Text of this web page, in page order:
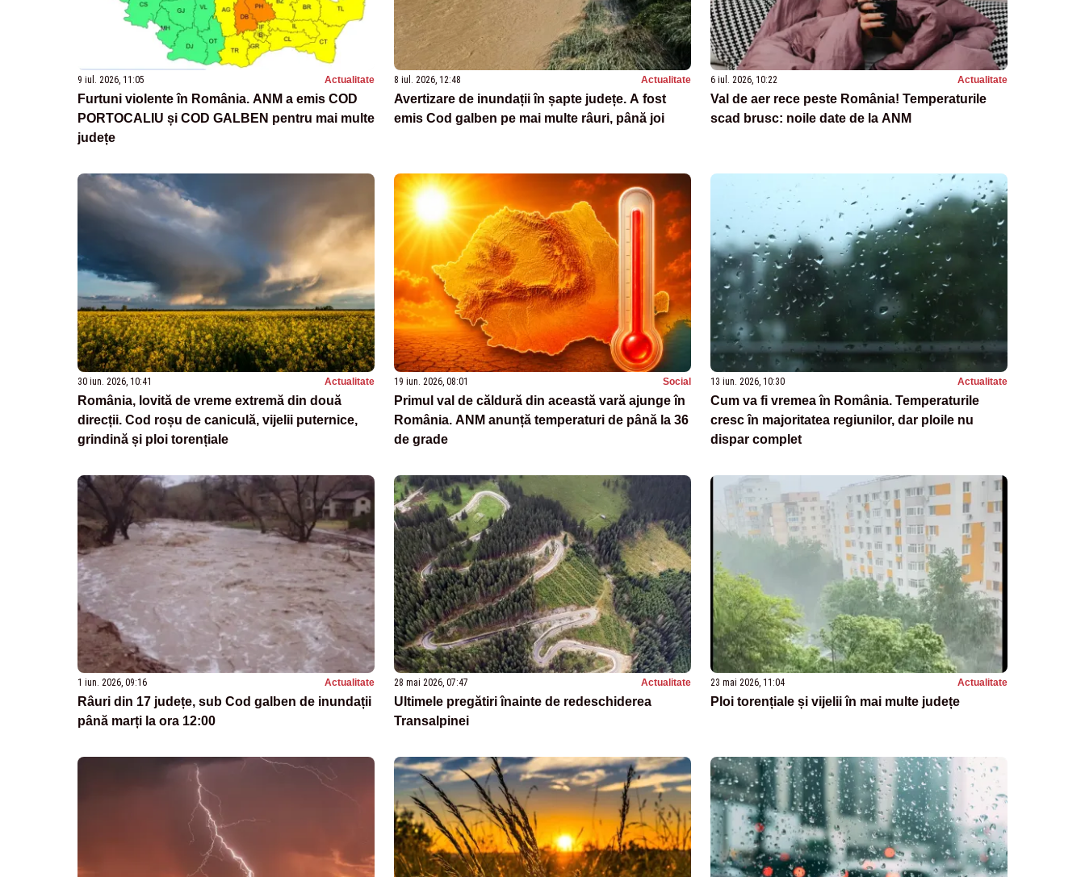
9 iul. 2026, 11:05 Actualitate
Furtuni violente în România. ANM a emis COD
PORTOCALIU și COD GALBEN pentru mai multe
județe
8 iul. 2026, 12:48 Actualitate
Avertizare de inundații în șapte județe. A fost
emis Cod galben pe mai multe râuri, până joi
6 iul. 2026, 10:22 Actualitate
Val de aer rece peste România! Temperaturile
scad brusc: noile date de la ANM
30 iun. 2026, 10:41 Actualitate
România, lovită de vreme extremă din două
direcții. Cod roșu de caniculă, vijelii puternice,
grindină și ploi torențiale
19 iun. 2026, 08:01 Social
Primul val de căldură din această vară ajunge în
România. ANM anunță temperaturi de până la 36
de grade
13 iun. 2026, 10:30 Actualitate
Cum va fi vremea în România. Temperaturile
cresc în majoritatea regiunilor, dar ploile nu
dispar complet
1 iun. 2026, 09:16 Actualitate
Râuri din 17 județe, sub Cod galben de inundații
până marți la ora 12:00
28 mai 2026, 07:47 Actualitate
Ultimele pregătiri înainte de redeschiderea
Transalpinei
23 mai 2026, 11:04 Actualitate
Ploi torențiale și vijelii în mai multe județe